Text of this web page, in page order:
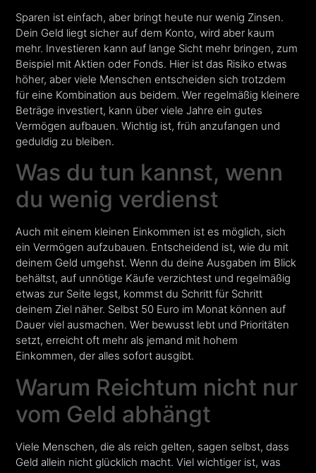
Sparen ist einfach, aber bringt heute nur wenig Zinsen.
Dein Geld liegt sicher auf dem Konto, wird aber kaum
mehr. Investieren kann auf lange Sicht mehr bringen, zum
Beispiel mit Aktien oder Fonds. Hier ist das Risiko etwas
höher, aber viele Menschen entscheiden sich trotzdem
für eine Kombination aus beidem. Wer regelmäßig kleinere
Beträge investiert, kann über viele Jahre ein gutes
Vermögen aufbauen. Wichtig ist, früh anzufangen und
geduldig zu bleiben.
Was du tun kannst, wenn
du wenig verdienst
Auch mit einem kleinen Einkommen ist es möglich, sich
ein Vermögen aufzubauen. Entscheidend ist, wie du mit
deinem Geld umgehst. Wenn du deine Ausgaben im Blick
behältst, auf unnötige Käufe verzichtest und regelmäßig
etwas zur Seite legst, kommst du Schritt für Schritt
deinem Ziel näher. Selbst 50 Euro im Monat können auf
Dauer viel ausmachen. Wer bewusst lebt und Prioritäten
setzt, erreicht oft mehr als jemand mit hohem
Einkommen, der alles sofort ausgibt.
Warum Reichtum nicht nur
vom Geld abhängt
Viele Menschen, die als reich gelten, sagen selbst, dass
Geld allein nicht glücklich macht. Viel wichtiger ist, was